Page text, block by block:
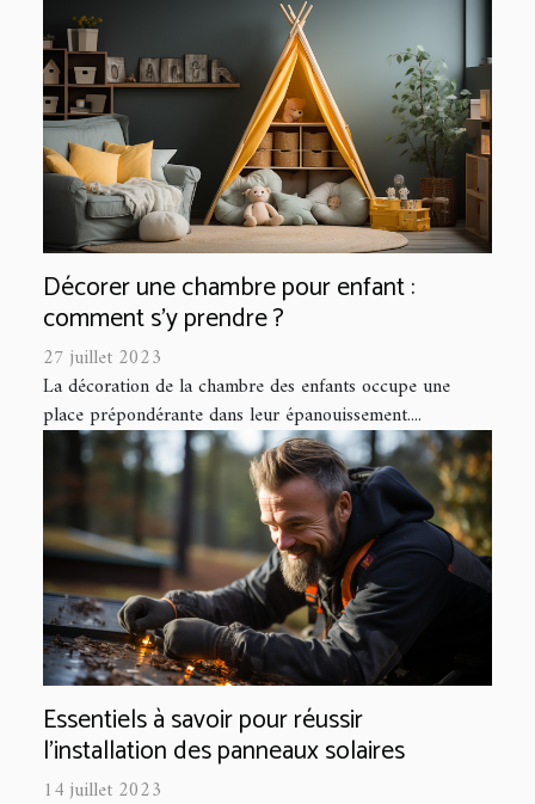
Décorer une chambre pour enfant :
comment s’y prendre ?
27 juillet 2023
La décoration de la chambre des enfants occupe une
place prépondérante dans leur épanouissement....
Essentiels à savoir pour réussir
l'installation des panneaux solaires
14 juillet 2023